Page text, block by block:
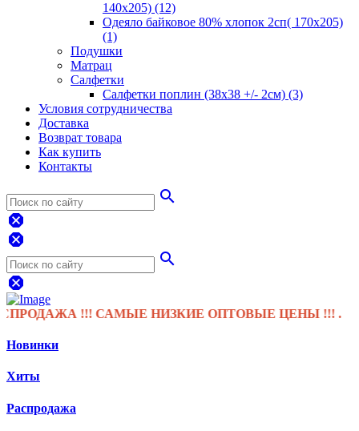
140х205) (12)
Одеяло байковое 80% хлопок 2сп( 170х205)
(1)
Подушки
Матрац
Салфетки
Салфетки поплин (38х38 +/- 2см) (3)
Условия сотрудничества
Доставка
Возврат товара
Как купить
Контакты
search
dangerous
dangerous
search
dangerous
!!! САМЫЕ НИЗКИЕ ОПТОВЫЕ ЦЕНЫ !!! .
Новинки
Хиты
Распродажа